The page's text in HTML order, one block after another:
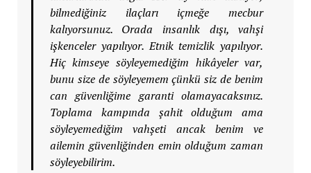
bilmediğiniz ilaçları içmeğe mecbur
kalıyorsunuz. Orada insanlık dışı, vahşi
işkenceler yapılıyor. Etnik temizlik yapılıyor.
Hiç kimseye söyleyemediğim hikâyeler var,
bunu size de söyleyemem çünkü siz de benim
can güvenliğime garanti olamayacaksınız.
Toplama kampında şahit olduğum ama
söyleyemediğim vahşeti ancak benim ve
ailemin güvenliğinden emin olduğum zaman
söyleyebilirim.